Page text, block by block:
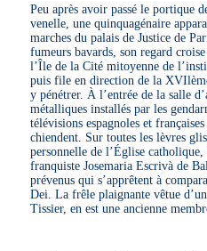
Peu après avoir passé le portique
venelle, une quinquagénaire
marches du palais de Justice de
fumeurs bavards, son regard
l’Île de la Cité mitoyenne de
puis file en direction de la
y pénétrer. À l’entrée de la salle
métalliques installés par les
télévisions espagnoles et
chiendent. Sur toutes les lèvres
personnelle de l’Église
franquiste Josemaria Escrivà de
prévenus qui s’apprêtent à
Dei. La frêle plaignante vêtue
Tissier, en est une ancienne